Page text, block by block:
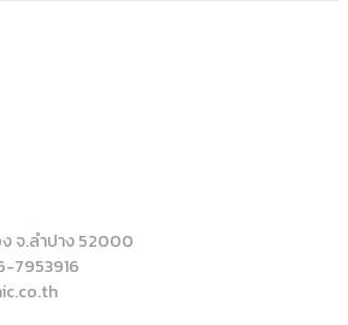
จ.ลำปาง 52000
7953916